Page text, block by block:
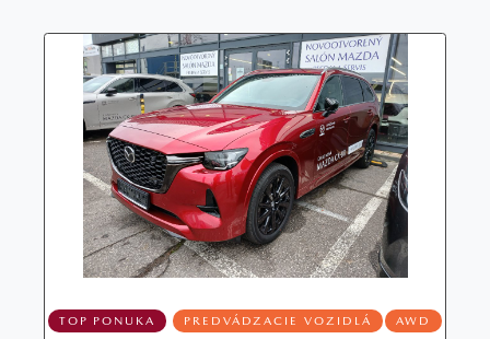
TOP PONUKA PREDVÁDZACIE VOZIDLÁ AWD